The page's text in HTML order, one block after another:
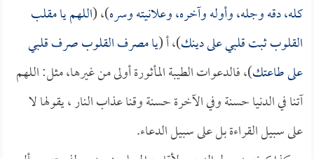
كله، دقه وجله، وأوله وآخره، وعلانيته وسره)، (اللهم يا مقلب
القلوب ثبت قلبي على دينك)، أ (يا مصرف القلوب صرف قلبي
على طاعتك)، فالدعوات الطيبة المأثورة أولى من غيرها، مثل: اللهم
آتنا في الدنيا حسنة وفي الآخرة حسنة وقنا عذاب النار ، يقولها لا
على سبيل القراءة بل على سبيل الدعاء.